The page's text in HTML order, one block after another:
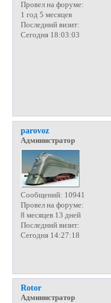
Провел на форуме:
1 год 5 месяцев
Последний визит:
Сегодня 18:03:03
parovoz
Администратор
Сообщений: 10941
Провел на форуме:
8 месяцев 13 дней
Последний визит:
Сегодня 14:27:18
Rotor
Администратор